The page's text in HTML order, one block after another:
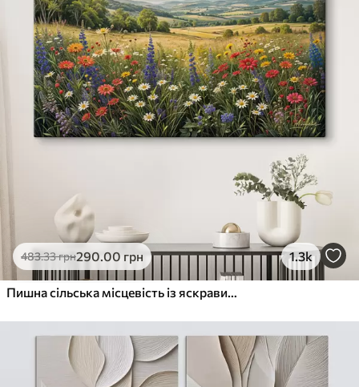
483.33грн290.00 грн 1.3k
Пишна сільська місцевість із яскравим лугом диких квітів, наповненим різнокольоровими квітами під хмарним небом